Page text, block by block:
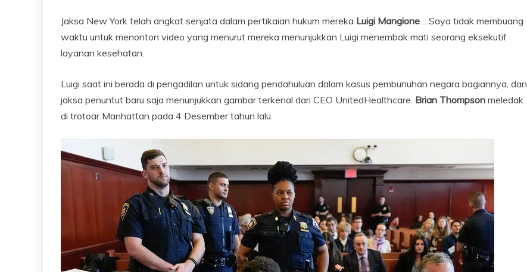
Jaksa New York telah angkat senjata dalam pertikaian hukum mereka Luigi Mangione …Saya tidak membuang
waktu untuk menonton video yang menurut mereka menunjukkan Luigi menembak mati seorang eksekutif
layanan kesehatan.
Luigi saat ini berada di pengadilan untuk sidang pendahuluan dalam kasus pembunuhan negara bagiannya, dan
jaksa penuntut baru saja menunjukkan gambar terkenal dari CEO UnitedHealthcare. Brian Thompson meledak
di trotoar Manhattan pada 4 Desember tahun lalu.